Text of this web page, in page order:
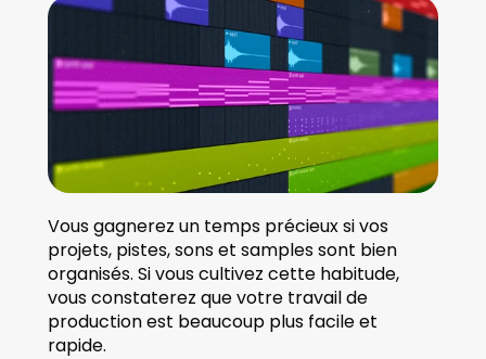
Vous gagnerez un temps précieux si vos
projets, pistes, sons et samples sont bien
organisés. Si vous cultivez cette habitude,
vous constaterez que votre travail de
production est beaucoup plus facile et
rapide.